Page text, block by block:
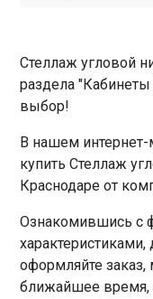
Стеллаж угловой
раздела
выбор!
В нашем
купить Стеллаж
Краснодаре от
Ознакомившись с
характеристиками,
оформляйте
ближайшее время,